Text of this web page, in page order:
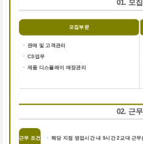
01. 모
모집부문
ㆍ 판매 및 고객관리
ㆍ CS업무
ㆍ 제품 디스플레이 매장관리
02. 근
근무 조건
ㆍ 해당 지점 영업시간 내 9시간 2교대 근